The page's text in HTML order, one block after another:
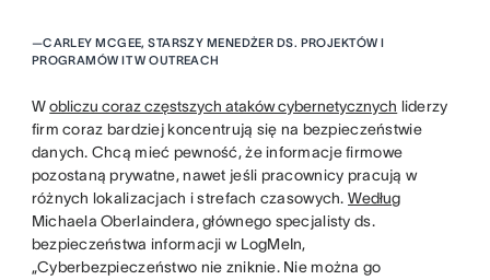
—CARLEY MCGEE, STARSZY MENEDŻER DS. PROJEKTÓW I
PROGRAMÓW IT W OUTREACH
Wobliczu coraz częstszych ataków cybernetycznych liderzy
firm coraz bardziej koncentrują się na bezpieczeństwie
danych. Chcą mieć pewność, że informacje firmowe
pozostaną prywatne, nawet jeśli pracownicy pracują w
różnych lokalizacjach i strefach czasowych. Według
Michaela Oberlaindera, głównego specjalisty ds.
bezpieczeństwa informacji w LogMeIn,
„Cyberbezpieczeństwo nie zniknie. Nie można go